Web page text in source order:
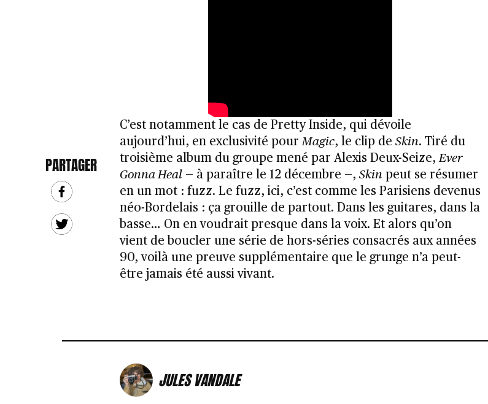
PARTAGER
C’est notamment le cas de Pretty Inside, qui dévoile
aujourd’hui, en exclusivité pourMagic, le clip de Skin. Tiré du
troisième album du groupe mené par Alexis Deux-Seize,Ever
Gonna Heal — à paraître le 12 décembre —, Skin peut se résumer
en un mot : fuzz. Le fuzz, ici, c’est comme les Parisiens devenus
néo-Bordelais : ça grouille de partout. Dans les guitares, dans la
basse… On en voudrait presque dans la voix. Et alors qu’on
vient de boucler une série de hors-séries consacrés aux années
90, voilà une preuve supplémentaire que le grunge n’a peut-
être jamais été aussi vivant.
JULES VANDALE